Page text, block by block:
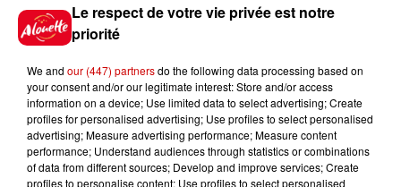
8 août 2026
8 août 2026
Cambriolages : plus de 18 000
logements visités en juillet 2026,
Le respect de votre vie privée est notre
priorité
We and our (447) partnersdo the following data processing based on
your consent and/or our legitimate interest: Store and/or access
information on a device; Use limited data to select advertising; Create
profiles for personalised advertising; Use profiles to select personalised
advertising; Measure advertising performance; Measure content
performance; Understand audiences through statistics or combinations
of data from different sources; Develop and improve services; Create
profiles to personalise content; Use profiles to select personalised